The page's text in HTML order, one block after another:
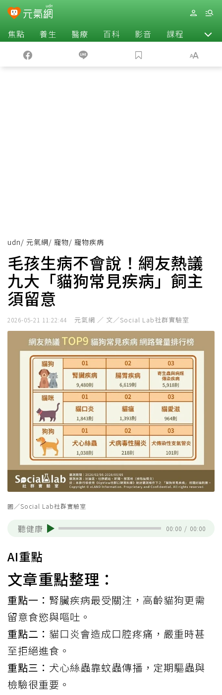
焦點 養生 醫療 百科 影音 課程 退休
udn/ 元氣網/ 寵物/ 寵物疾病
毛孩生病不會說！網友熱議
九大「貓狗常見疾病」飼主
須留意
2026-05-21 11:22:44 元氣網 ／ 文／Social Lab社群實驗室
圖／Social Lab社群實驗室
聽健康 00:00 / 00:00
AI重點
文章重點整理：
重點一： 腎臟疾病最受關注，高齡貓狗更需
留意食慾與嘔吐。
重點二： 貓口炎會造成口腔疼痛，嚴重時甚
至拒絕進食。
重點三： 犬心絲蟲靠蚊蟲傳播，定期驅蟲與
檢驗很重要。